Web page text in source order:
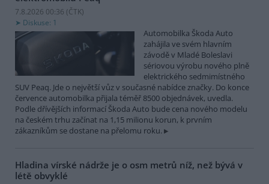
7.8.2026 00:36 (ČTK)
Diskuse: 1
Automobilka Škoda Auto
zahájila ve svém hlavním
závodě v Mladé Boleslavi
sériovou výrobu nového plně
elektrického sedmimístného
SUV Peaq. Jde o největší vůz v současné nabídce značky. Do konce
července automobilka přijala téměř 8500 objednávek, uvedla.
Podle dřívějších informací Škoda Auto bude cena nového modelu
na českém trhu začínat na 1,15 milionu korun, k prvním
zákazníkům se dostane na přelomu roku.
Hladina vírské nádrže je o osm metrů níž, než bývá v
létě obvyklé